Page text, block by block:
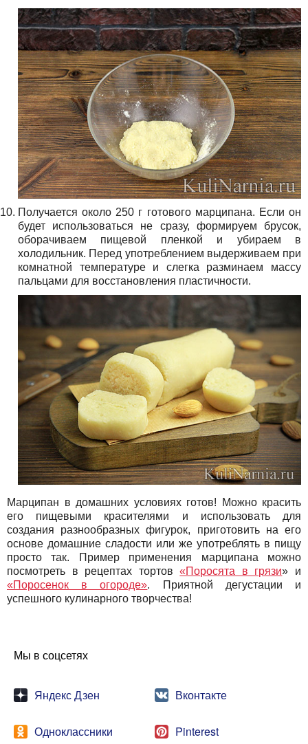
Получается около 250 г готового марципана. Если он
будет использоваться не сразу, формируем брусок,
оборачиваем пищевой пленкой и убираем в
холодильник. Перед употреблением выдерживаем при
комнатной температуре и слегка разминаем массу
пальцами для восстановления пластичности.
Марципан в домашних условиях готов! Можно красить
его пищевыми красителями и использовать для
создания разнообразных фигурок, приготовить на его
основе домашние сладости или же употреблять в пищу
просто так. Пример применения марципана можно
посмотреть в рецептах тортов«Поросята в грязи» и
«Поросенок в огороде». Приятной дегустации и
успешного кулинарного творчества!
Мы в соцсетях
Яндекс Дзен Вконтакте
Одноклассники Pinterest